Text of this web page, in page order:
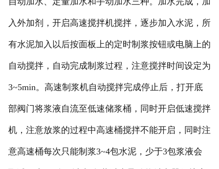
入外加剂，开启高速搅拌机搅拌，逐步加入水泥，所
有水泥加入以后按面板上的定时制浆按钮或电脑上的
自动搅拌，自动完成制浆过程，注意搅拌时间设定为
3~5min。高速制浆机自动搅拌完成停止后，打开底
部阀门将浆液自流至低速储浆桶，同时开启低速搅拌
机，注意放浆的过程中高速桶搅拌不能开启，同时注
意高速桶每次只能制浆3~4包水泥，少于3包浆液会